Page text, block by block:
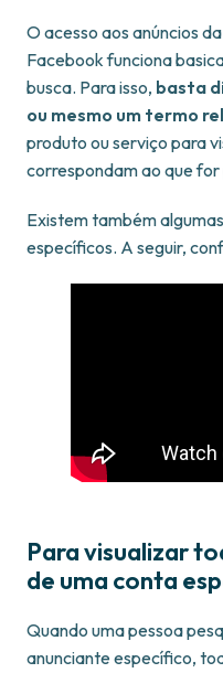
O acesso aos anúncios
Facebook funciona
busca. Para isso, basta
ou mesmo um termo
produto ou serviço para
correspondam ao que for
Existem também
específicos. A seguir,
Para visualizar
de uma conta
Quando uma pessoa
anunciante específico,